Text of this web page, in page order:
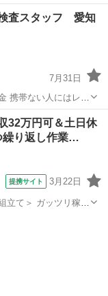
との時間や趣味の時間を しっかり確保できます⭕ ...
検査スタッフ 愛知
7月31日
・プ...32万円可＆土日休
繰り返し作業…
提携サイト 3月22日
ツリ稼ぎ
業界のお仕事、まず
担う部品の製造に